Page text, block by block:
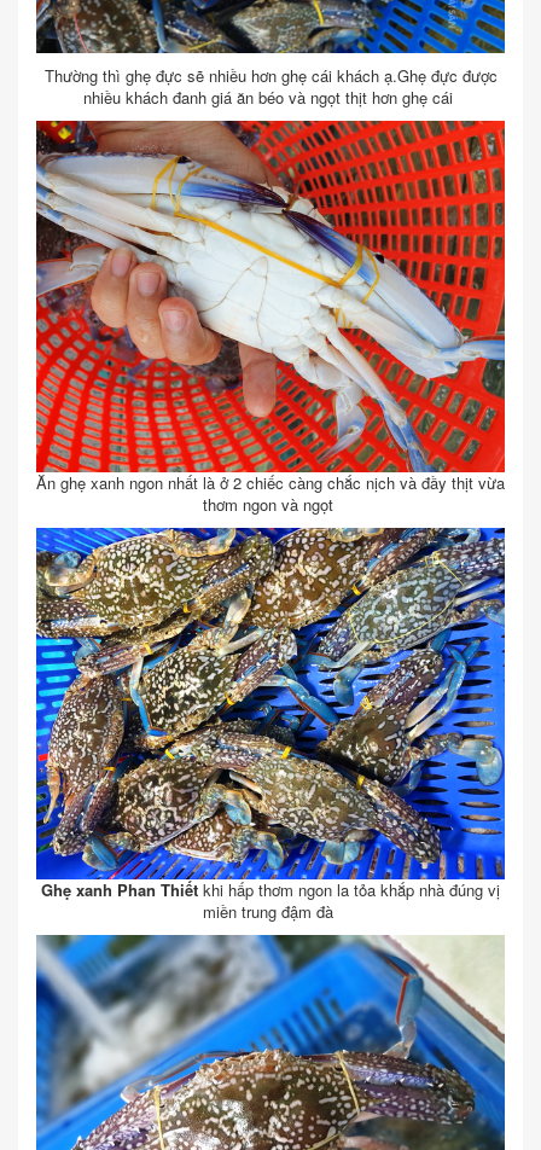
Thường thì ghẹ đực sẽ nhiều hơn ghẹ cái khách ạ.Ghẹ đực được
nhiều khách đanh giá ăn béo và ngọt thịt hơn ghẹ cái
Ăn ghẹ xanh ngon nhất là ở 2 chiếc càng chắc nịch và đầy thịt vừa
thơm ngon và ngọt
Ghẹ xanh Phan Thiết khi hấp thơm ngon la tỏa khắp nhà đúng vị
miền trung đậm đà